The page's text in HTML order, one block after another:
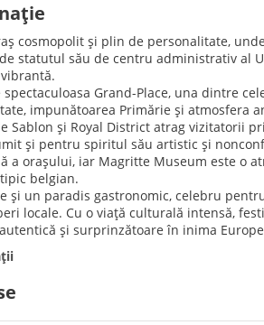
cosmopolit și plin de personalitate,
statutul său de centru administrativ al
Grand-Place, una dintre
impunătoarea Primărie și atmosfera
Sablon și Royal District atrag vizitatorii
și pentru spiritul său artistic și
a orașului, iar Magritte Museum este o
belgian.
și un paradis gastronomic, celebru
locale. Cu o viață culturală intensă,
și surprinzătoare în inima